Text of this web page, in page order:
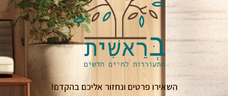
השאירו פרטים ונחזור אליכם בהקדם!